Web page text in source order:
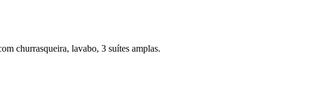
churrasqueira, lavabo, 3 suítes amplas.